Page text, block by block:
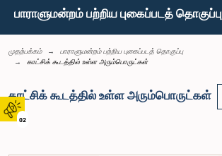
02
பாராளுமன்றம் பற்றிய புகைப்படத் தொகுப்பு
முதற்பக்கம்
பாராளுமன்றம் பற்றிய புகைப்படத் தொகுப்பு
காட்சிக் கூடத்தில் உள்ள அரும்பொருட்கள்
காட்சிக் கூடத்தில் உள்ள அரும்பொருட்கள்